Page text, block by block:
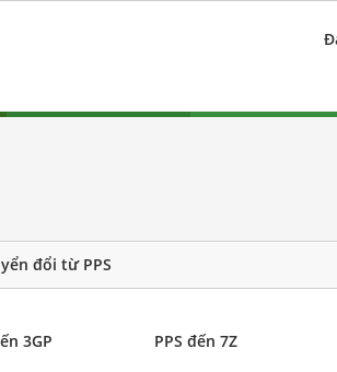
đổi từ PPS
3GP PPS đến 7Z